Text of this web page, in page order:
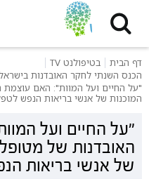
דף הבית
בטיפולנט TV
הכנס השנתי לחקר האובדנות בישראל:
"על החיים ועל המוות": האם
המוכנות של אנשי בריאות הנפש
"על החיים ועל
האובדנות של
של אנשי בריאות